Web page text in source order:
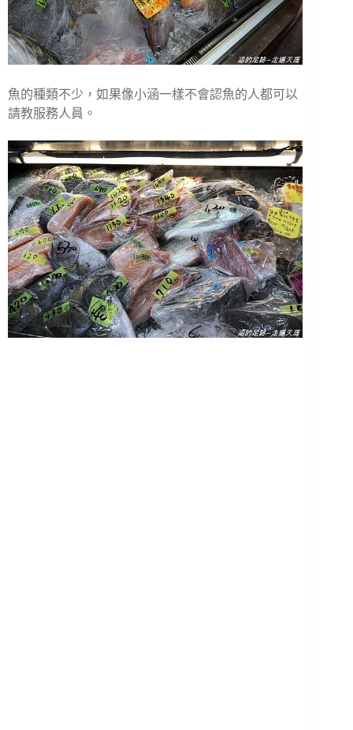
魚的種類不少，如果像小涵一樣不會認魚的人都可以
請教服務人員。